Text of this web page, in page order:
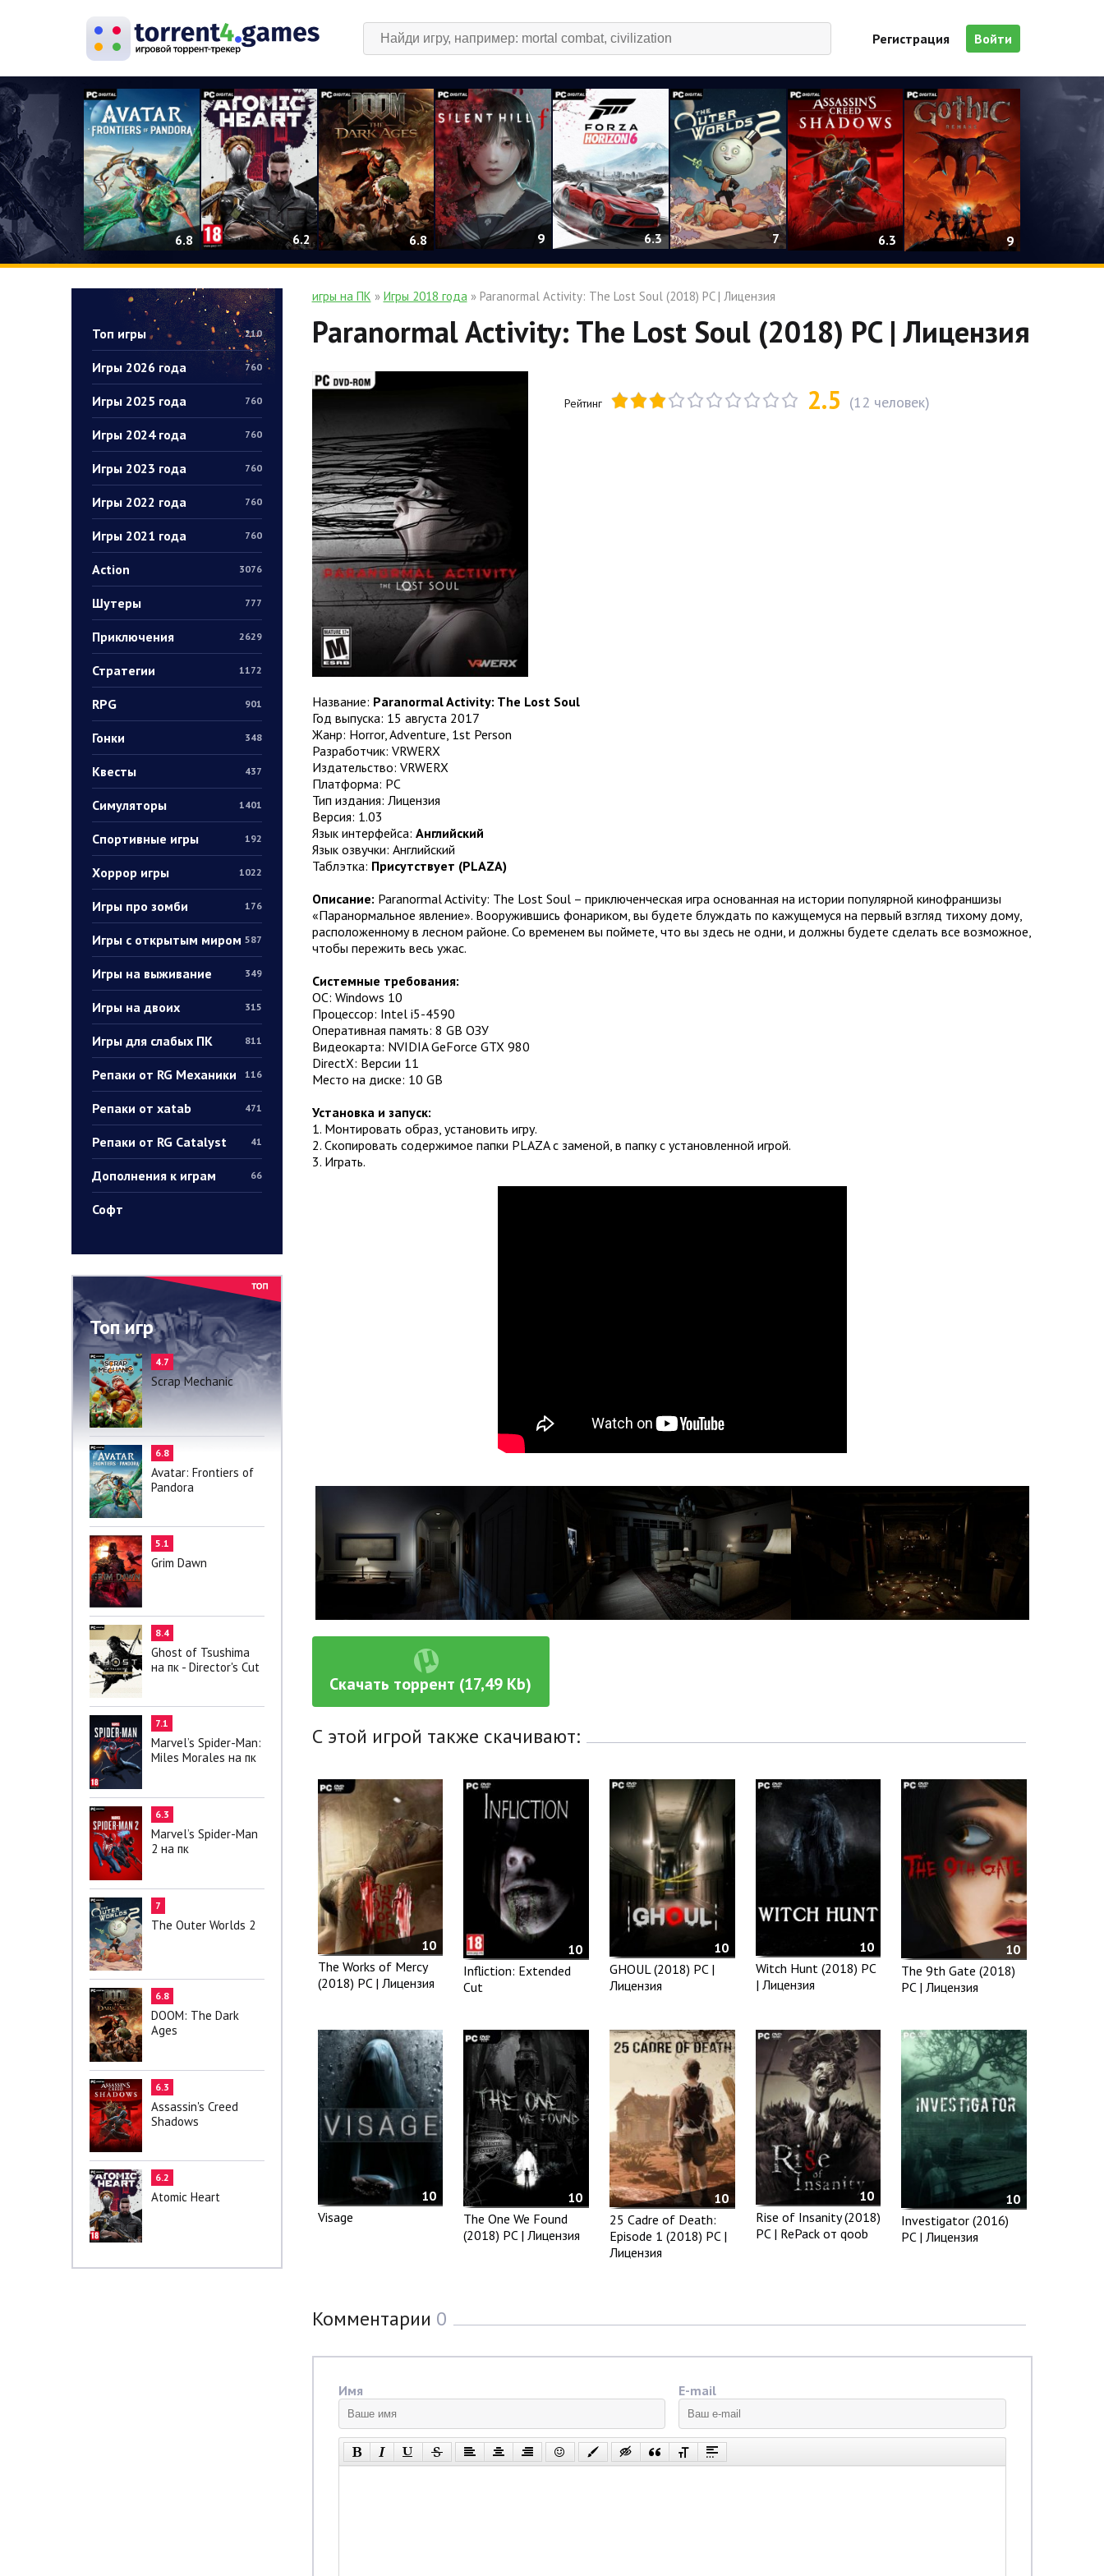
Регистрация Войти
6.8 6.2 6.8 9 6.3 7 6.3 9
Топ игры 210
Игры 2026 года 760
Игры 2025 года 760
Игры 2024 года 760
Игры 2023 года 760
Игры 2022 года 760
Игры 2021 года 760
Action 3076
Шутеры 777
Приключения 2629
Стратегии 1172
RPG 901
Гонки 348
Квесты 437
Симуляторы 1401
Спортивные игры 192
Хоррор игры 1022
Игры про зомби 176
Игры с открытым миром 587
Игры на выживание 349
Игры на двоих 315
Игры для слабых ПК 811
Репаки от RG Механики 116
Репаки от xatab 471
Репаки от RG Catalyst 41
Дополнения к играм 66
Софт
Топ игр
4.7
Scrap Mechanic
6.8
Avatar: Frontiers of
Pandora
5.1
Grim Dawn
8.4
Ghost of Tsushima
на пк - Director's Cut
7.1
Marvel’s Spider-Man:
Miles Morales на пк
6.3
Marvel’s Spider-Man
2 на пк
7
The Outer Worlds 2
6.8
DOOM: The Dark
Ages
6.3
Assassin's Creed
Shadows
6.2
Atomic Heart
игры на ПК » Игры 2018 года» Paranormal Activity: The Lost Soul (2018) PC | Лицензия
Paranormal Activity: The Lost Soul (2018) PC | Лицензия
Рейтинг 2.5 (12 человек)
Название: Paranormal Activity: The Lost Soul
Год выпуска: 15 августа 2017
Жанр: Horror, Adventure, 1st Person
Разработчик: VRWERX
Издательство: VRWERX
Платформа: PC
Тип издания: Лицензия
Версия: 1.03
Язык интерфейса: Английский
Язык озвучки: Английский
Таблэтка: Присутствует (PLAZA)
Описание: Paranormal Activity: The Lost Soul – приключенческая игра основанная на истории популярной кинофраншизы
«Паранормальное явление». Вооружившись фонариком, вы будете блуждать по кажущемуся на первый взгляд тихому дому,
расположенному в лесном районе. Со временем вы поймете, что вы здесь не одни, и должны будете сделать все возможное,
чтобы пережить весь ужас.
Системные требования:
ОС: Windows 10
Процессор: Intel i5-4590
Оперативная память: 8 GB ОЗУ
Видеокарта: NVIDIA GeForce GTX 980
DirectX: Версии 11
Место на диске: 10 GB
Установка и запуск:
1. Монтировать образ, установить игру.
2. Скопировать содержимое папки PLAZA с заменой, в папку с установленной игрой.
3. Играть.
Скачать торрент (17,49 Kb)
С этой игрой также скачивают:
10
The Works of Mercy
(2018) PC | Лицензия
10
Infliction: Extended
Cut
10
GHOUL (2018) PC |
Лицензия
10
Witch Hunt (2018) PC
| Лицензия
10
The 9th Gate (2018)
PC | Лицензия
10
Visage
10
The One We Found
(2018) PC | Лицензия
10
25 Cadre of Death:
Episode 1 (2018) PC |
Лицензия
10
Rise of Insanity (2018)
PC | RePack от qoob
10
Investigator (2016)
PC | Лицензия
Комментарии 0
Имя E-mail